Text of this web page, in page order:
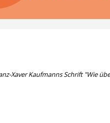
Xaver Kaufmanns Schrift "Wie